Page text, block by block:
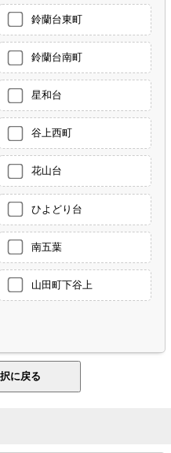
鈴蘭台東町
鈴蘭台南町
星和台
谷上西町
花山台
ひよどり台
南五葉
山田町下谷上